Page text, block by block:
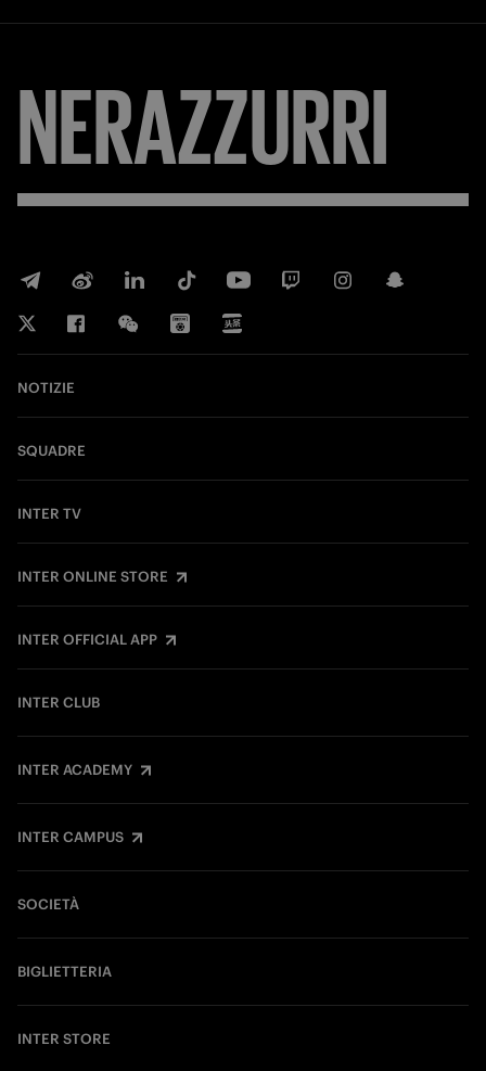
NERAZZURRI
NOTIZIE
SQUADRE
INTER TV
INTER ONLINE STORE
INTER OFFICIAL APP
INTER CLUB
INTER ACADEMY
INTER CAMPUS
SOCIETÀ
BIGLIETTERIA
INTER STORE